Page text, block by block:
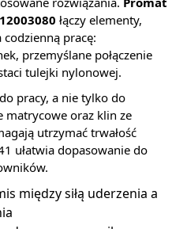
łączy elementy,
pracę:
przemyślane połączenie
tulejki nylonowej.
pracy, a nie tylko do
matrycowe oraz klin ze
utrzymać trwałość
ułatwia dopasowanie do
między siłą uderzenia a